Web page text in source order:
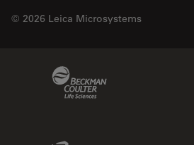
© 2026 Leica Microsystems